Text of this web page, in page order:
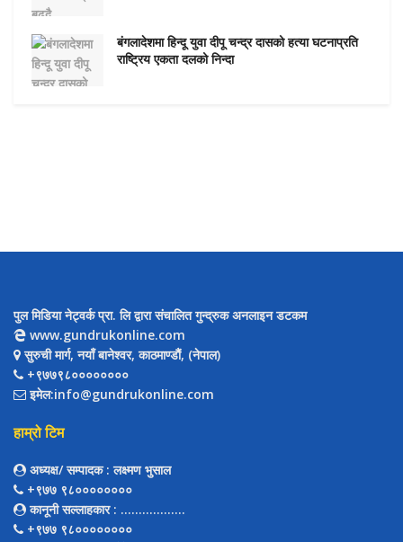
बंगलादेशमा हिन्दू युवा दीपू चन्द्र दासको हत्या घटनाप्रति
राष्ट्रिय एकता दलको निन्दा
पुल मिडिया नेट्वर्क प्रा. लि द्वारा संचालित गुन्द्रुक अनलाइन डटकम
www.gundrukonline.com
सुरुची मार्ग, नयाँ बानेश्वर, काठमाण्डौैं, (नेपाल)
+९७७९८००००००००
इमेल:info@gundrukonline.com
हाम्रो टिम
अध्यक्ष/ सम्पादक: लक्ष्मण भुसाल
+९७७ ९८००००००००
कानूनी सल्लाहकार: ..................
+९७७ ९८००००००००